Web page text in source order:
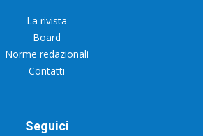
La rivista
Board
Norme redazionali
Contatti
Seguici